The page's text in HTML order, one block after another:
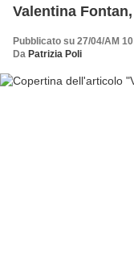
Valentina
Pubblicato su 27/04/AM
Da Patrizia Poli